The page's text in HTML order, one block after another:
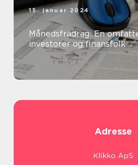
15. januar 2024
Månedsfradrag: En
investorer og finansfolk
Adresse